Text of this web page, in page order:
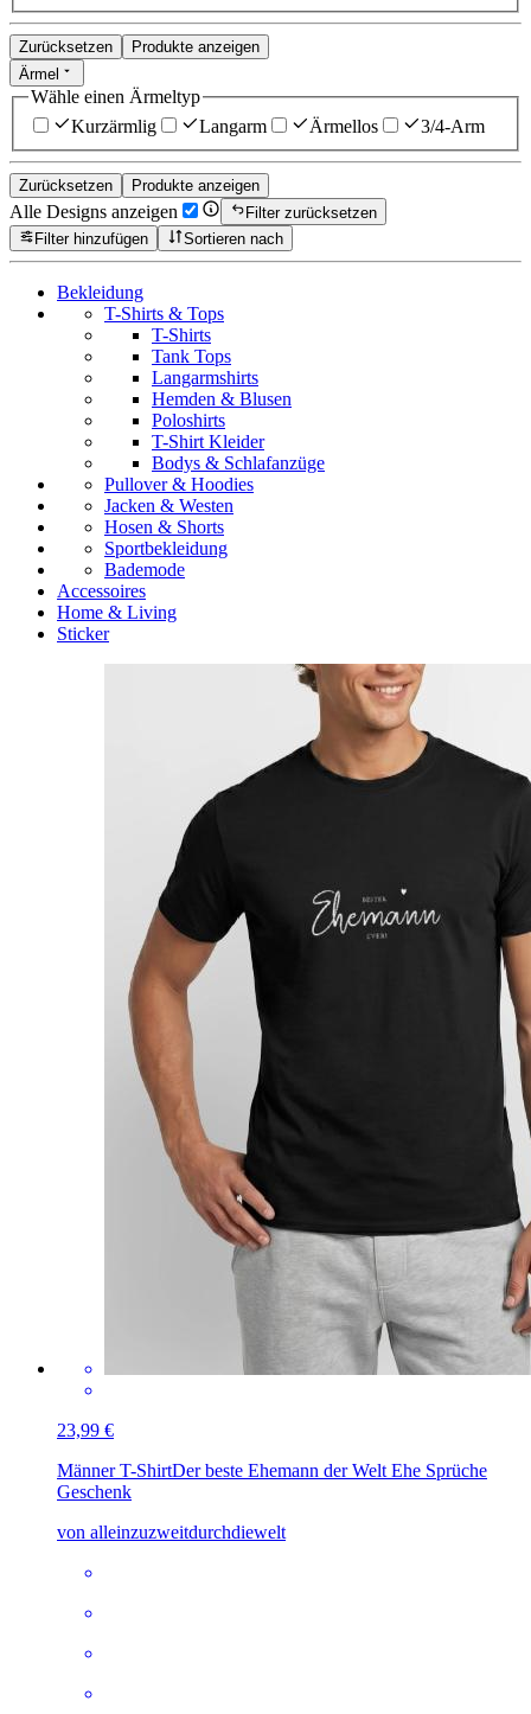
Zurücksetzen
Produkte anzeigen
Ärmel
Wähle einen Ärmeltyp
Kurzärmlig
Langarm Ärmellos 3/4-Arm
Zurücksetzen Produkte anzeigen
Alle Designs anzeigen
Filter zurücksetzen
Filter hinzufügen
Sortieren nach
Bekleidung
T-Shirts & Tops
T-Shirts
Tank Tops
Langarmshirts
Hemden & Blusen
Poloshirts
T-Shirt Kleider
Bodys & Schlafanzüge
Pullover & Hoodies
Jacken & Westen
Hosen & Shorts
Sportbekleidung
Bademode
Accessoires
Home & Living
Sticker
23,99 €
Männer T-ShirtDer beste Ehemann der Welt Ehe Sprüche
Geschenk
von alleinzuzweitdurchdiewelt